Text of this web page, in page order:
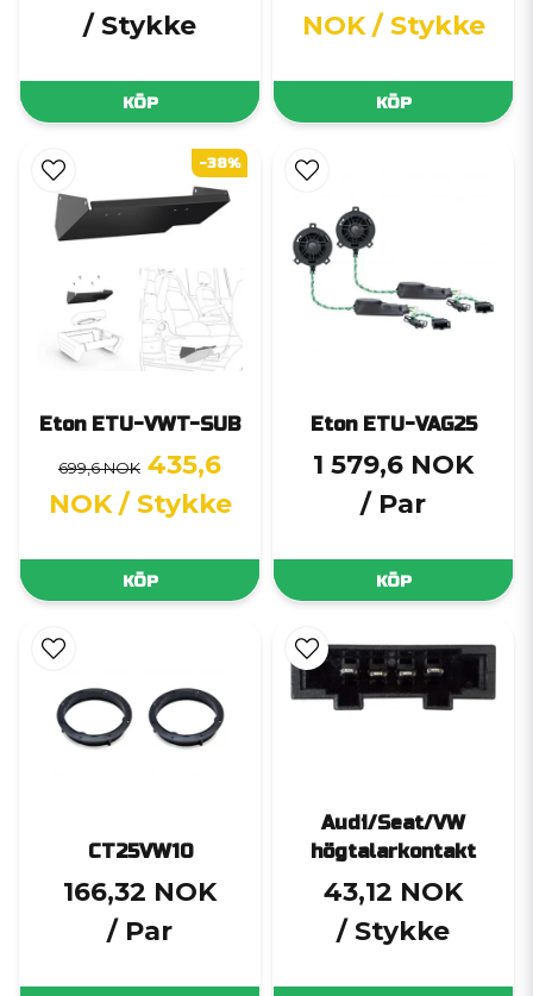
/ Stykke
KÖP
NOK / Stykke
KÖP
Eton ETU-VWT-SUB
699,6 NOK 435,6
NOK / Stykke
KÖP
-38%
Eton ETU-VAG25
1 579,6 NOK
/ Par
KÖP
CT25VW10
166,32 NOK
/ Par
Audi/Seat/VW
högtalarkontakt
43,12 NOK
/ Stykke